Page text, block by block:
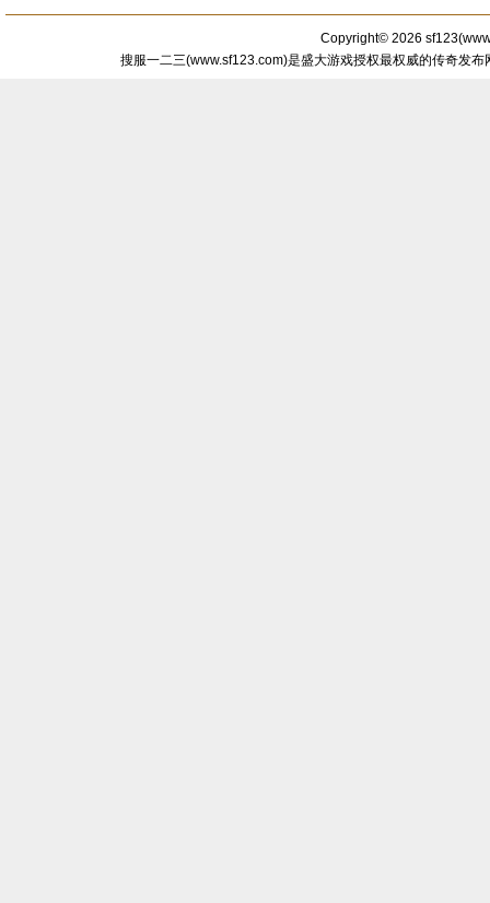
Copyright© 2026 sf123(
搜服一二三(www.sf123.com)是盛大游戏授权最权威的传奇发